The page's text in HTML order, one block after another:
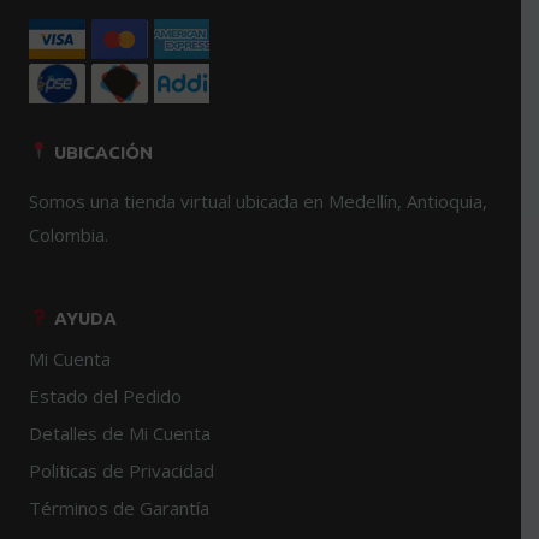
de
producto
UBICACIÓN
Somos una tienda virtual ubicada en Medellín, Antioquia,
Colombia.
AYUDA
Mi Cuenta
Estado del Pedido
Detalles de Mi Cuenta
Politicas de Privacidad
Términos de Garantía